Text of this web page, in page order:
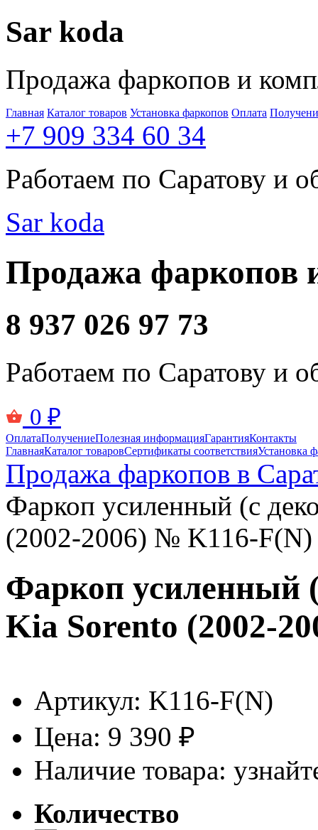
Sarkoda
Продажа фаркопов и
Главная Каталог товаров Установка фаркопов Оплата
+7 909 334 60 34
Работаем по Саратову и
Sar koda
Продажа фаркопов
8 937 026 97 73
Работаем по Саратову и
0 ₽
ОплатаПолучениеПолезная информацияГарантияКонтакты
ГлавнаяКаталог товаровСертификаты соответствияУстановка
Продажа фаркопов в
Фаркоп усиленный (с
(2002-2006) № K116-F(N)
Фаркоп усиленный
Kia Sorento (2002-
Артикул: K116-F(N)
Цена: 9 390 ₽
Наличие товара:
Количество